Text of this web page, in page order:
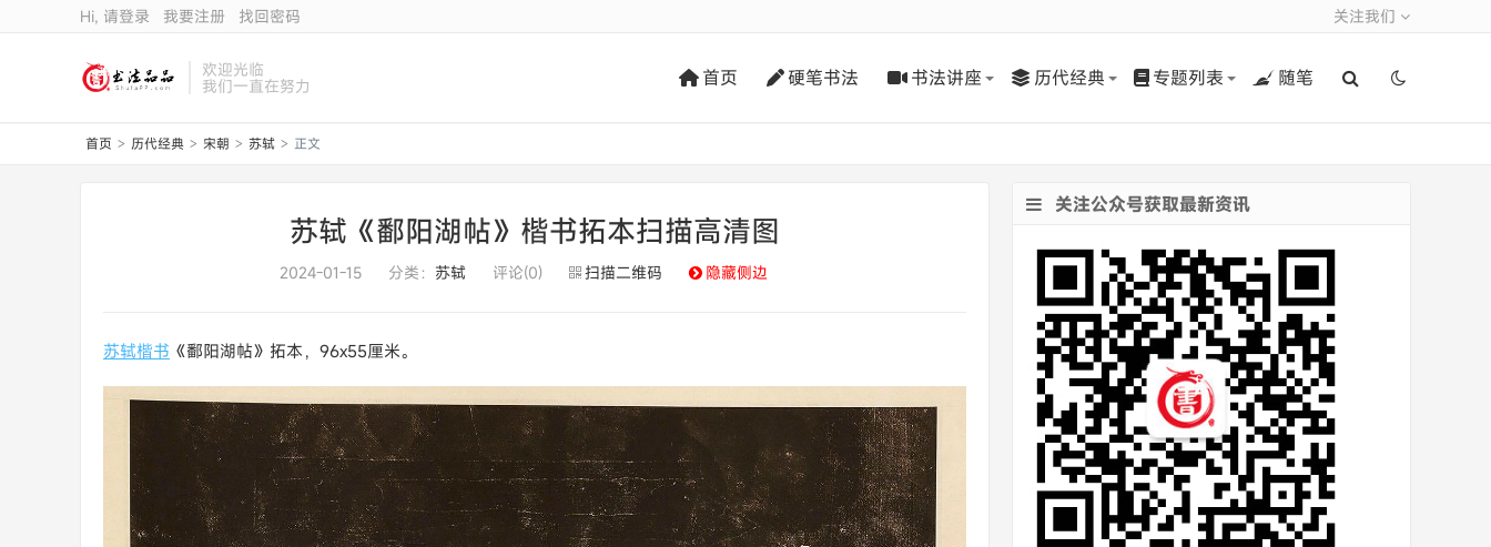
关注我们
Hi, 请登录 我要注册 找回密码
欢迎光临
我们一直在努力 首页 硬笔书法 书法讲座 历代经典 专题列表 随笔
首页 > 历代经典 > 宋朝 > 苏轼 > 正文
苏轼《鄱阳湖帖》楷书拓本扫描高清图
2024-01-15 分类： 苏轼 评论(0) 扫描二维码 隐藏侧边
苏轼楷书 《鄱阳湖帖》拓本，96x55厘米。
关注公众号获取最新资讯